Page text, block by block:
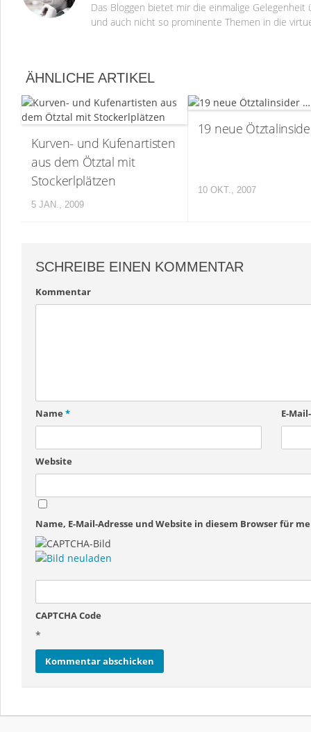
Das Bloggen bietet mir die einmalige
und auch nicht so prominente Themen in die
ÄHNLICHE ARTIKEL
Kurven- und Kufenartisten
aus dem Ötztal mit
Stockerlplätzen
5 JAN., 2009
19 neue
10 OKT., 2007
SCHREIBE EINEN KOMMENTAR
Kommentar
Name * E-
Website
Name, E-Mail-Adresse und Website in diesem Browser für
CAPTCHA Code
*